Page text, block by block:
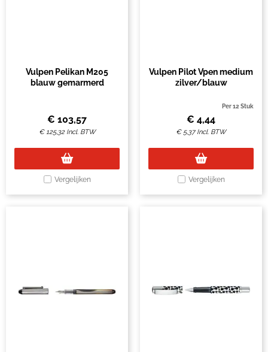
Vulpen Pelikan M205
blauw gemarmerd
€ 103,57
€125,32 Incl. BTW
Vergelijken
Vulpen Pilot Vpen medium
zilver/blauw
Per 12 Stuk
€ 4,44
€ 5,37 Incl. BTW
Vergelijken